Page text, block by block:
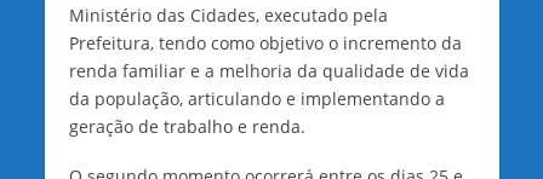
Ministério das Cidades, executado pela
Prefeitura, tendo como objetivo o incremento da
renda familiar e a melhoria da qualidade de vida
da população, articulando e implementando a
geração de trabalho e renda.